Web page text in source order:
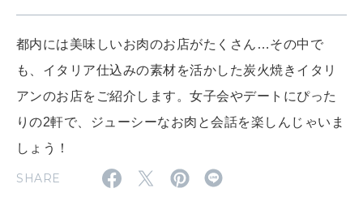
SUSTAINABLE
わたしができること
CULTURE
自分を耕す
都内には美味しいお肉のお店がたくさん…その中で
も、イタリア仕込みの素材を活かした炭火焼きイタリ
アンのお店をご紹介します。女子会やデートにぴった
りの2軒で、ジューシーなお肉と会話を楽しんじゃいま
しょう！
SHARE